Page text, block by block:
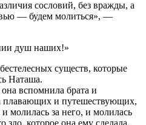
сословий, без вражды, а
— будем молиться», —
душ наших!»
существ, которые
Наташа.
вспомнила брата и
плавающих и путешествующих,
молилась за него, и молилась
зло, которое она ему сделала.